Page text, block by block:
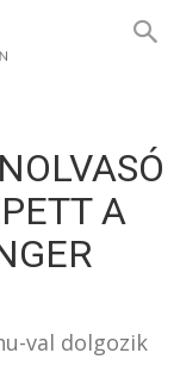
A
val dolgozik